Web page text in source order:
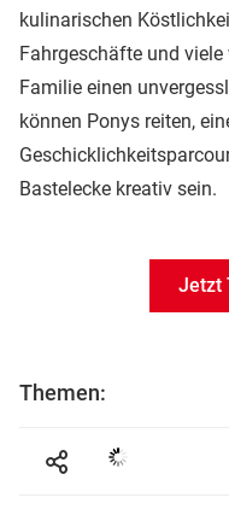
kulinarischen
Fahrgeschäfte und
Familie einen
können Ponys reiten,
Bastelecke kreativ sein.
Jetzt
Themen: